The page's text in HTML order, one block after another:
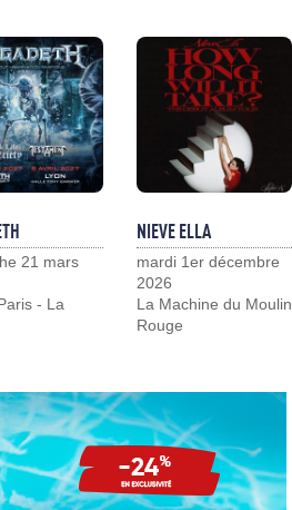
21 mars
- La
NIEVE ELLA
mardi 1er décembre
2026
La Machine du Moulin
Rouge